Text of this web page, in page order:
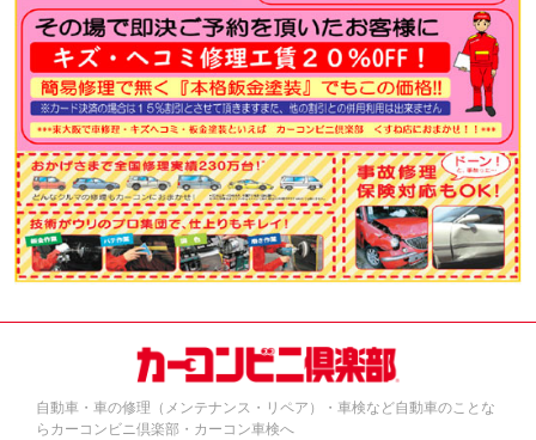
自動車・車の修理（メンテナンス・リペア）・車検など自動車のことな
らカーコンビニ倶楽部・カーコン車検へ